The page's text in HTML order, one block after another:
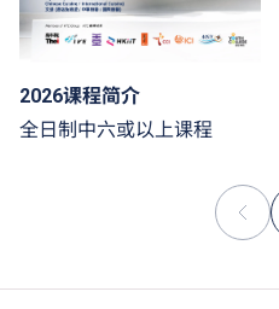
2026课程简介
全日制中六或以上课程